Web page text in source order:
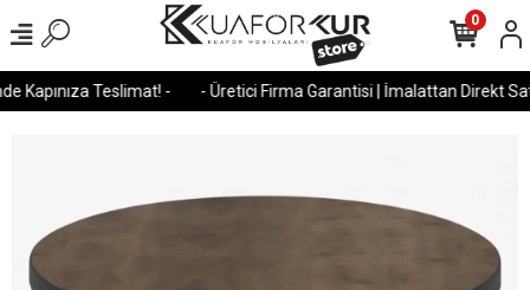
Kapınıza Teslimat! - - Üretici Firma Garantisi | İmalattan Direkt
0